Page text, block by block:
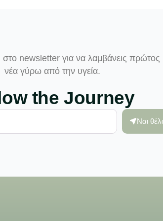
newsletter για να λαμβάνεις πρώτος
νέα γύρω από την υγεία.
the Journey
Ναι